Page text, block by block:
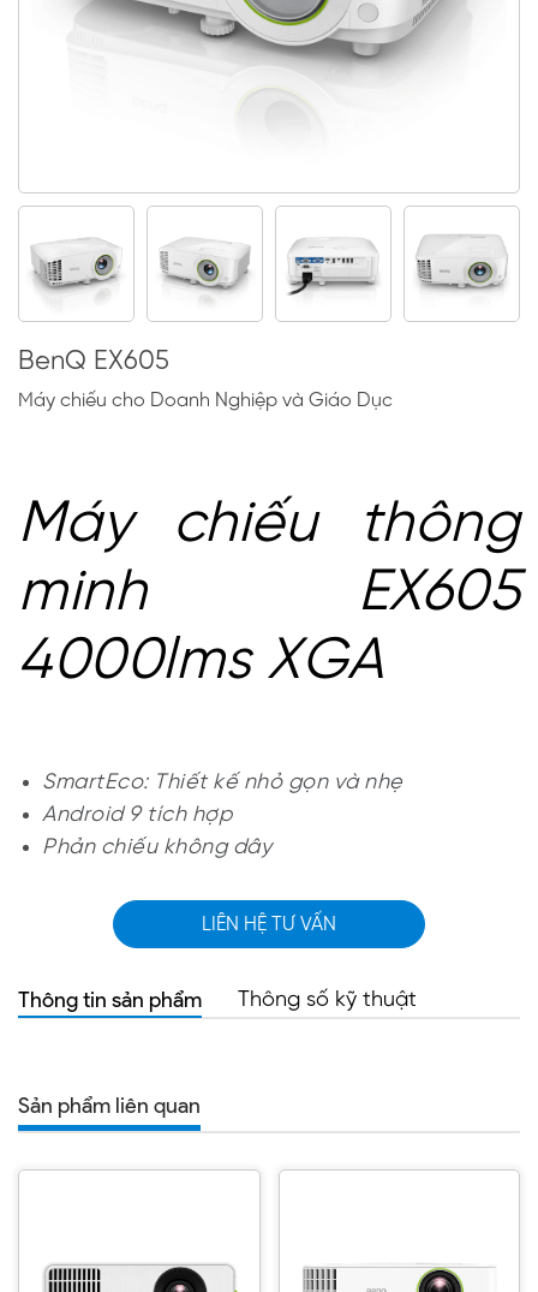
BenQ EX605
Máy chiếu cho Doanh Nghiệp và Giáo Dục
Máy chiếu thông
minh EX605
4000lms XGA
SmartEco: Thiết kế nhỏ gọn và nhẹ
Android 9 tích hợp
Phản chiếu không dây
LIÊN HỆ TƯ VẤN
Thông tin sản phẩm Thông số kỹ thuật
Sản phẩm liên quan